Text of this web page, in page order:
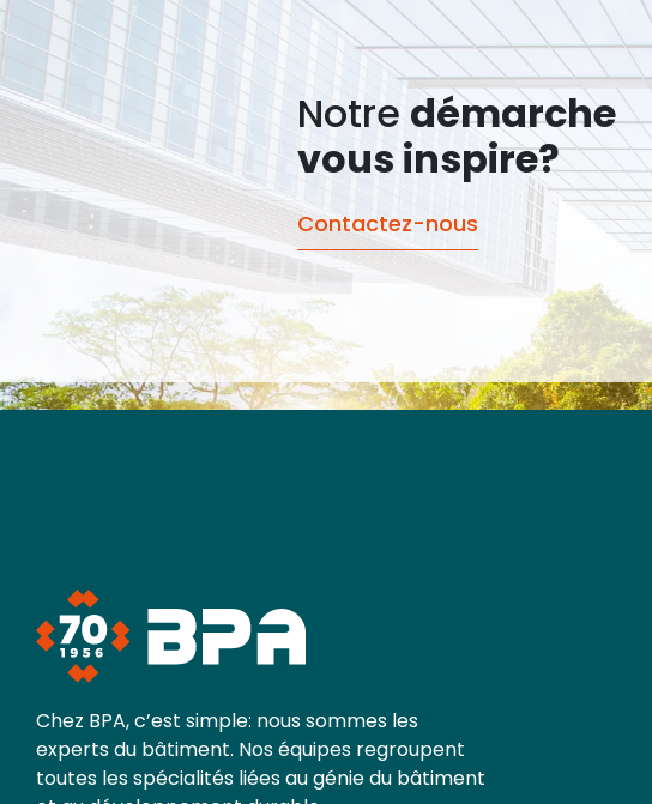
Notre démarche
vous inspire?
Contactez-nous
Chez BPA, c’est simple: nous sommes les
experts du bâtiment. Nos équipes regroupent
toutes les spécialités liées au génie du bâtiment